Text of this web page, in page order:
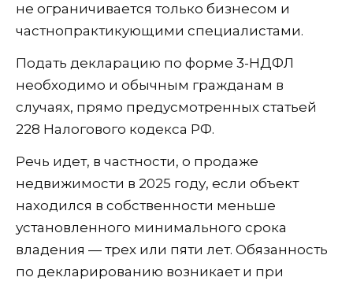
не ограничивается только бизнесом и
частнопрактикующими специалистами.
Подать декларацию по форме 3-НДФЛ
необходимо и обычным гражданам в
случаях, прямо предусмотренных статьей
228 Налогового кодекса РФ.
Речь идет, в частности, о продаже
недвижимости в 2025 году, если объект
находился в собственности меньше
установленного минимального срока
владения — трех или пяти лет. Обязанность
по декларированию возникает и при